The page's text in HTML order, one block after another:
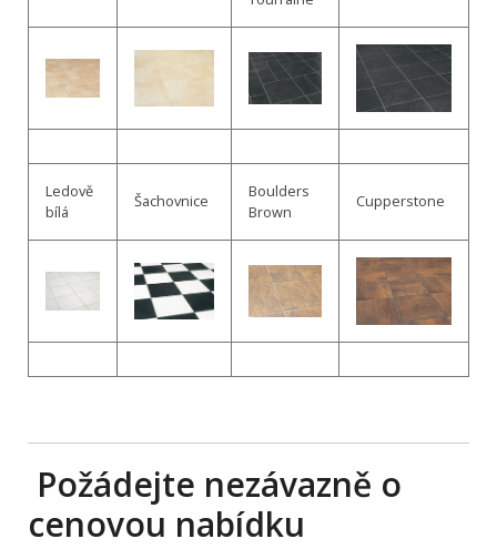
Ledově
bílá
Šachovnice
Boulders
Brown
Cupperstone
Požádejte nezávazně o
cenovou nabídku